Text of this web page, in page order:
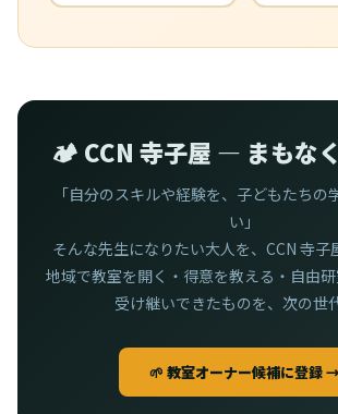
🏕️ CCN 寺子屋 — まもな
「自分のスキルや経験を、子どもたちの
い」
そんな先生になりたい大人を、CCN 寺子
地域で教室を開く・得意を教える・自由研
受け継いできたものを、次の世
🌱 教室オーナー候補に登録